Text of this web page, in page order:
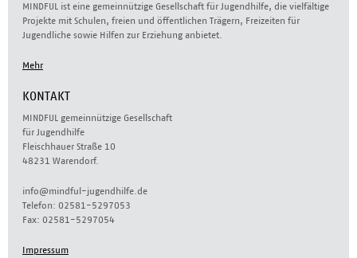
MINDFUL ist eine gemeinnützige Gesellschaft für Jugendhilfe, die vielfältige
Projekte mit Schulen, freien und öffentlichen Trägern, Freizeiten für
Jugendliche sowie Hilfen zur Erziehung anbietet.
Mehr
KONTAKT
MINDFUL gemeinnützige Gesellschaft
für Jugendhilfe
Fleischhauer Straße 10
48231 Warendorf.
info@mindful-jugendhilfe.de
Telefon: 02581-5297053
Fax: 02581-5297054
Impressum